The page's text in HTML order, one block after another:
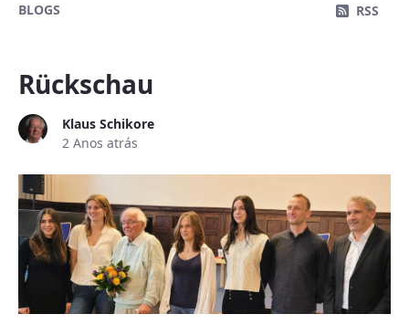
BLOGS RSS
Rückschau
Klaus Schikore
2 Anos atrás